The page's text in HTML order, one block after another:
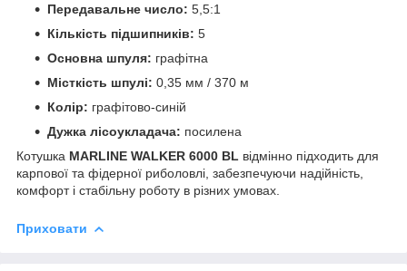
Передавальне число: 5,5:1
Кількість підшипників: 5
Основна шпуля: графітна
Місткість шпулі: 0,35 мм / 370 м
Колір: графітово-синій
Дужка лісоукладача: посилена
Котушка MARLINE WALKER 6000 BL відмінно підходить для
карпової та фідерної риболовлі, забезпечуючи надійність,
комфорт і стабільну роботу в різних умовах.
Приховати